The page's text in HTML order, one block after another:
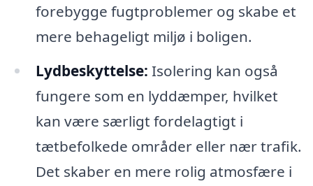
forebygge fugtproblemer og skabe et
mere behageligt miljø i boligen.
Lydbeskyttelse: Isolering kan også
fungere som en lyddæmper, hvilket
kan være særligt fordelagtigt i
tætbefolkede områder eller nær trafik.
Det skaber en mere rolig atmosfære i